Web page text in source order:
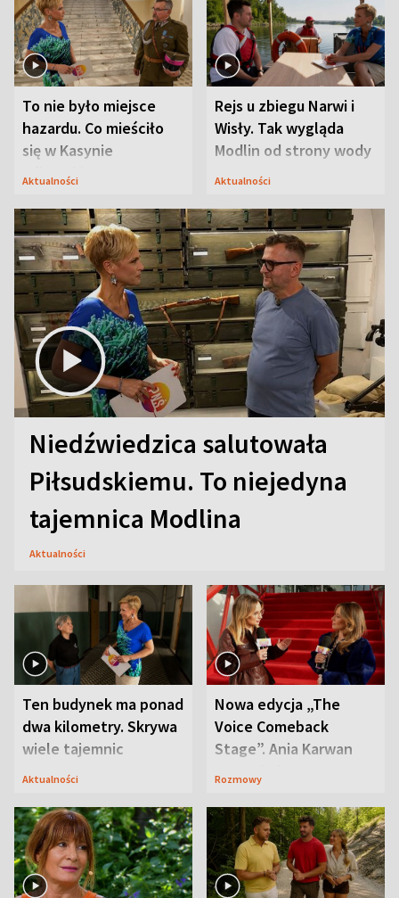
To nie było miejsce
hazardu. Co mieściło
się w Kasynie
Oficerskim?
Aktualności
Rejs u zbiegu Narwi i
Wisły. Tak wygląda
Modlin od strony wody
Aktualności
Niedźwiedzica salutowała
Piłsudskiemu. To niejedyna
tajemnica Modlina
Aktualności
Ten budynek ma ponad
dwa kilometry. Skrywa
wiele tajemnic
Aktualności
Nowa edycja „The
Voice Comeback
Stage”. Ania Karwan
zapowiada
Rozmowy